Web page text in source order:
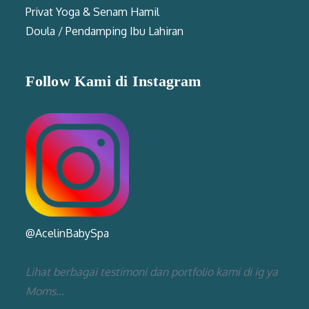
Privat Yoga & Senam Hamil
Doula / Pendamping Ibu Lahiran
Follow Kami di Instagram
@AcelinBabySpa
Lihat berbagai testimoni dan portfolio kami di ig ya
Moms...